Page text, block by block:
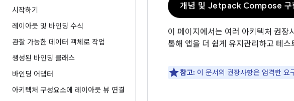
시작하기
레이아웃 및 바인딩 수식
관찰 가능한 데이터 객체로 작업
생성된 바인딩 클래스
바인딩 어댑터
아키텍처 구성요소에 레이아웃 뷰 연결
개념 및 Jetpack Compose 구
이 페이지에서는 여러 아키텍처 권장
통해 앱을 더 쉽게 유지관리하고 테스
참고: 이 문서의 권장사항은 엄격한 요